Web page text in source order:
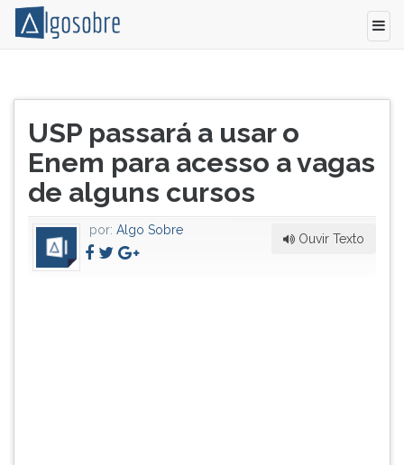
medida,
aprovada
(23/06)
conselho
universitário,
TAB
depois
ouvir
conteúdo
principal
do
artigo:
USP passará a usar o
Enem para acesso a vagas
de alguns cursos
Ouvir Texto
por: Algo Sobre